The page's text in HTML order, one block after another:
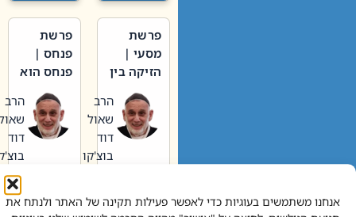
אנחנו משתמשים בעוגיות כדי לאפשר פעילות תקינה של האתר ולנתח את
פרשת
מסעי |
הזיקה בין
הגדול לעם הרב
שאול
דוד
בוצ'קו
לשמוע קול תורה – מדרש
פרשת
פנחס |
פנחס הוא
אליהו: בין
קנאות
הורסת
לקנאות
בונה
הרב
שאול
דוד
בוצ'קו
לשמוע קול